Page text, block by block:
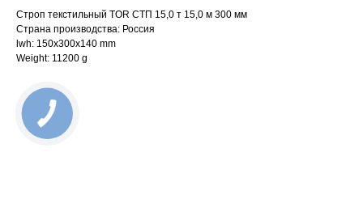
Строп текстильный TOR СТП 15,0 т 15,0 м 300 мм
Страна производства: Россия
lwh: 150x300x140 mm
Weight: 11200 g